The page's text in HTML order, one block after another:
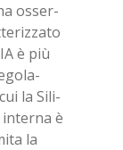
os­ser­
è più
la Si­li­
è
la